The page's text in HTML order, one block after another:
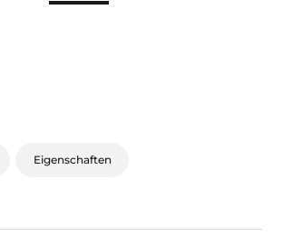
Eigenschaften